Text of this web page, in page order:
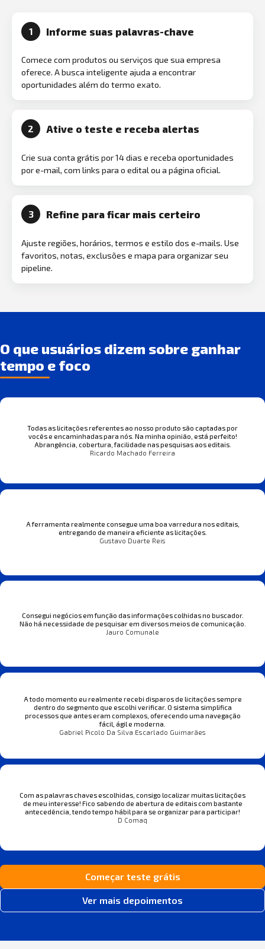
1 Informe suas palavras-chave
Comece com produtos ou serviços que sua empresa
oferece. A busca inteligente ajuda a encontrar
oportunidades além do termo exato.
2 Ative o teste e receba alertas
Crie sua conta grátis por 14 dias e receba oportunidades
por e-mail, com links para o edital ou a página oficial.
3 Refine para ficar mais certeiro
Ajuste regiões, horários, termos e estilo dos e-mails. Use
favoritos, notas, exclusões e mapa para organizar seu
pipeline.
O que usuários dizem sobre ganhar
tempo e foco
Todas as licitações referentes ao nosso produto são captadas por
vocês e encaminhadas para nós. Na minha opinião, está perfeito!
Abrangência, cobertura, facilidade nas pesquisas aos editais.
Ricardo Machado Ferreira
A ferramenta realmente consegue uma boa varredura nos editais,
entregando de maneira eficiente as licitações.
Gustavo Duarte Reis
Consegui negócios em função das informações colhidas no buscador.
Não há necessidade de pesquisar em diversos meios de comunicação.
Jauro Comunale
A todo momento eu realmente recebi disparos de licitações sempre
dentro do segmento que escolhi verificar. O sistema simplifica
processos que antes eram complexos, oferecendo uma navegação
fácil, ágil e moderna.
Gabriel Picolo Da Silva Escarlado Guimarães
Com as palavras chaves escolhidas, consigo localizar muitas licitações
de meu interesse! Fico sabendo de abertura de editais com bastante
antecedência, tendo tempo hábil para se organizar para participar!
D Comaq
Começar teste grátis
Ver mais depoimentos